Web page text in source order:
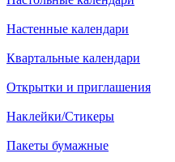
Настенные календари
Квартальные календари
Открытки и приглашения
Наклейки/Стикеры
Пакеты бумажные